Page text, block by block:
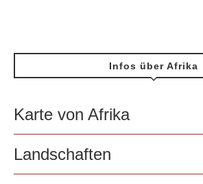
Infos über Afrika
Karte von Afrika
Landschaften